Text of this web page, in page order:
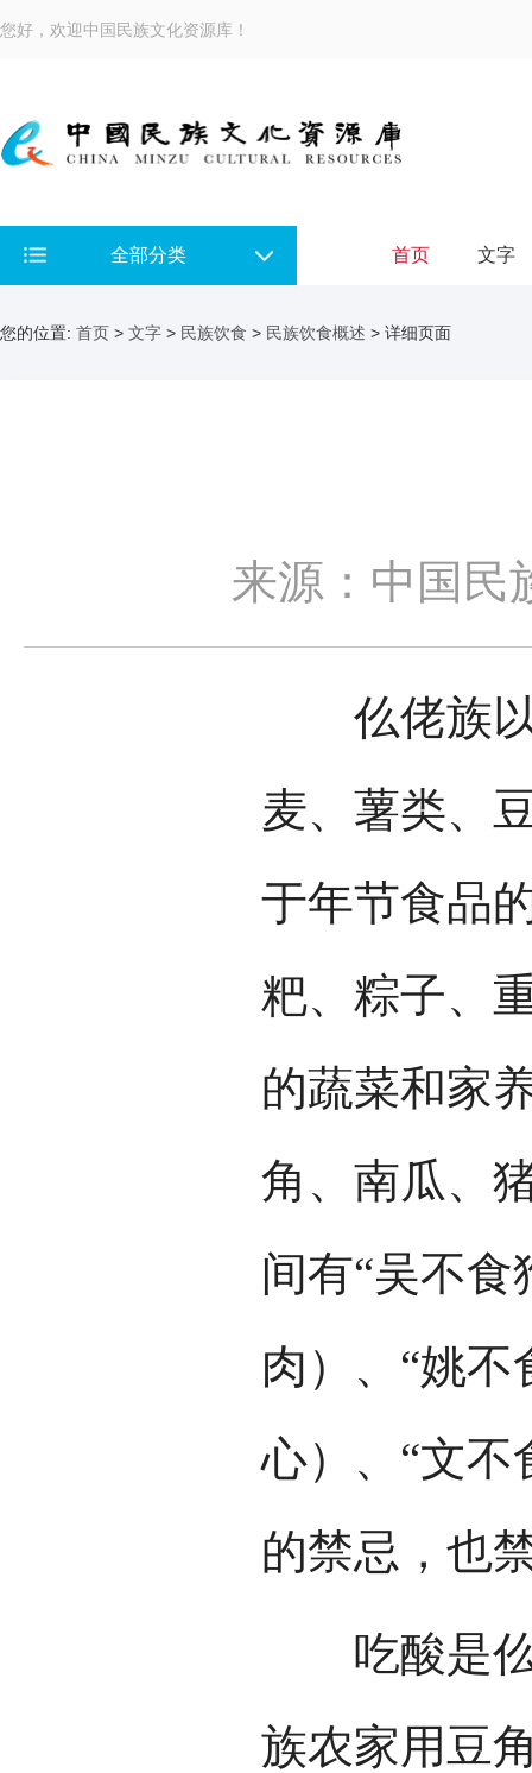
您好，欢迎中国民族文化资源库！
全部分类 首页 文字
您的位置: 首页 > 文字 > 民族饮食 > 民族饮食概述 > 详细页面
来源：中国民
仫佬族以
麦、薯类、
于年节食品
粑、粽子、
的蔬菜和家
角、南瓜、
间有“吴不食
肉）、“姚
心）、“文不
的禁忌，也
吃酸是仫
族农家用豆